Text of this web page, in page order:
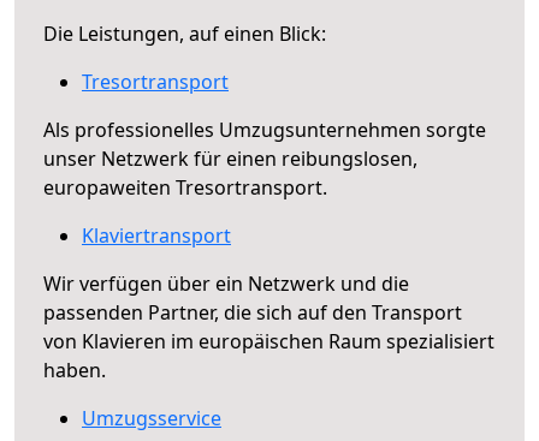
Die Leistungen, auf einen Blick:
Tresortransport
Als professionelles Umzugsunternehmen sorgte
unser Netzwerk für einen reibungslosen,
europaweiten Tresortransport.
Klaviertransport
Wir verfügen über ein Netzwerk und die
passenden Partner, die sich auf den Transport
von Klavieren im europäischen Raum spezialisiert
haben.
Umzugsservice